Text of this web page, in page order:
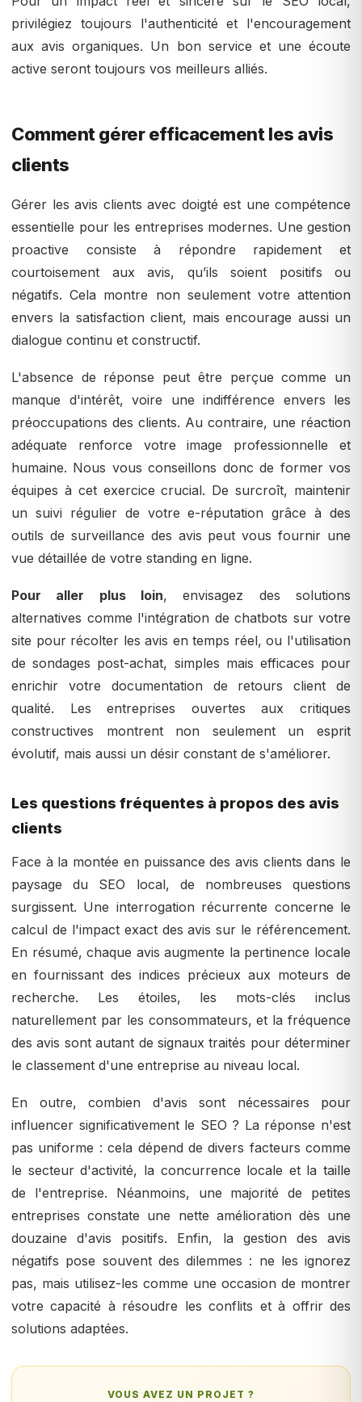
privilégiez toujours l'authenticité et l'encouragement
aux avis organiques. Un bon service et une écoute
active seront toujours vos meilleurs alliés.
Comment gérer efficacement les avis
clients
Gérer les avis clients avec doigté est une compétence
essentielle pour les entreprises modernes. Une gestion
proactive consiste à répondre rapidement et
courtoisement aux avis, qu’ils soient positifs ou
négatifs. Cela montre non seulement votre attention
envers la satisfaction client, mais encourage aussi un
dialogue continu et constructif.
L'absence de réponse peut être perçue comme un
manque d'intérêt, voire une indifférence envers les
préoccupations des clients. Au contraire, une réaction
adéquate renforce votre image professionnelle et
humaine. Nous vous conseillons donc de former vos
équipes à cet exercice crucial. De surcroît, maintenir
un suivi régulier de votre e-réputation grâce à des
outils de surveillance des avis peut vous fournir une
vue détaillée de votre standing en ligne.
Pour aller plus loin, envisagez des solutions
alternatives comme l'intégration de chatbots sur votre
site pour récolter les avis en temps réel, ou l'utilisation
de sondages post-achat, simples mais efficaces pour
enrichir votre documentation de retours client de
qualité. Les entreprises ouvertes aux critiques
constructives montrent non seulement un esprit
évolutif, mais aussi un désir constant de s'améliorer.
Les questions fréquentes à propos des avis
clients
Face à la montée en puissance des avis clients dans le
paysage du SEO local, de nombreuses questions
surgissent. Une interrogation récurrente concerne le
calcul de l'impact exact des avis sur le référencement.
En résumé, chaque avis augmente la pertinence locale
en fournissant des indices précieux aux moteurs de
recherche. Les étoiles, les mots-clés inclus
naturellement par les consommateurs, et la fréquence
des avis sont autant de signaux traités pour déterminer
le classement d'une entreprise au niveau local.
En outre, combien d'avis sont nécessaires pour
influencer significativement le SEO ? La réponse n'est
pas uniforme : cela dépend de divers facteurs comme
le secteur d'activité, la concurrence locale et la taille
de l'entreprise. Néanmoins, une majorité de petites
entreprises constate une nette amélioration dès une
douzaine d'avis positifs. Enfin, la gestion des avis
négatifs pose souvent des dilemmes : ne les ignorez
pas, mais utilisez-les comme une occasion de montrer
votre capacité à résoudre les conflits et à offrir des
solutions adaptées.
VOUS AVEZ UN PROJET ?